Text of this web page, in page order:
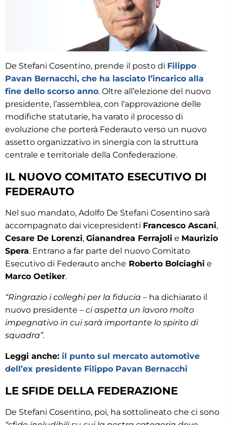
De Stefani Cosentino, prende il posto di Filippo
Pavan Bernacchi, che ha lasciato l’incarico alla
fine dello scorso anno. Oltre all’elezione del nuovo
presidente, l’assemblea, con l’approvazione delle
modifiche statutarie, ha varato il processo di
evoluzione che porterà Federauto verso un nuovo
assetto organizzativo in sinergia con la struttura
centrale e territoriale della Confederazione.
IL NUOVO COMITATO ESECUTIVO DI
FEDERAUTO
Nel suo mandato, Adolfo De Stefani Cosentino sarà
accompagnato dai vicepresidenti Francesco Ascani,
Cesare De Lorenzi, Gianandrea Ferrajoli e Maurizio
Spera. Entrano a far parte del nuovo Comitato
Esecutivo di Federauto anche Roberto Bolciaghi e
Marco Oetiker.
“Ringrazio i colleghi per la fiducia – ha dichiarato il
nuovo presidente – ci aspetta un lavoro molto
impegnativo in cui sarà importante lo spirito di
squadra”.
Leggi anche: il punto sul mercato automotive
dell’ex presidente Filippo Pavan Bernacchi
LE SFIDE DELLA FEDERAZIONE
De Stefani Cosentino, poi, ha sottolineato che ci sono